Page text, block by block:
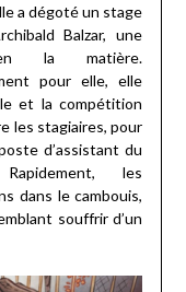
a dégoté un stage
Balzar, une
la matière.
pour elle, elle
et la compétition
les stagiaires, pour
d’assistant du
les
dans le cambouis,
souffrir d’un